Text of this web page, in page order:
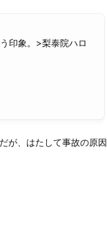
印象。>梨泰院ハロ
が、はたして事故の原因